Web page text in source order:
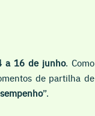
a 16 de junho. Como
de partilha de
”.